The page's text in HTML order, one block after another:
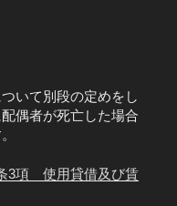
いて別段の定めをし
偶者が死亡した場合
3項 使用貸借及び賃